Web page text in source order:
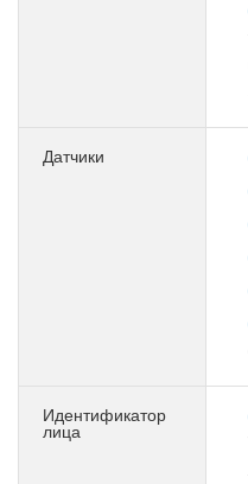
Датчики
Идентификатор
лица